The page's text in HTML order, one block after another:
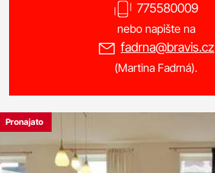
775580009
nebo napište na
fadrna@bravis.cz
(Martina Fadrná).
Pronajato